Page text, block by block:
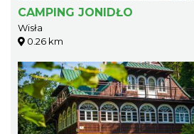
CAMPING JONIDŁO
Wisła
0.26 km